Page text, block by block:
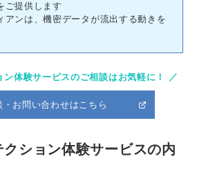
ご提供します
アンは、機密データが流出する動きを
ン体験サービスのご相談はお気軽に！ ／
・お問い合わせはこちら
ション体験サービスの内